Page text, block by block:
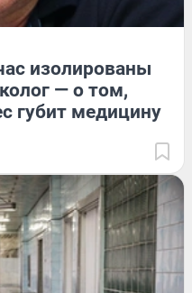
изолированы
— о том,
губит медицину